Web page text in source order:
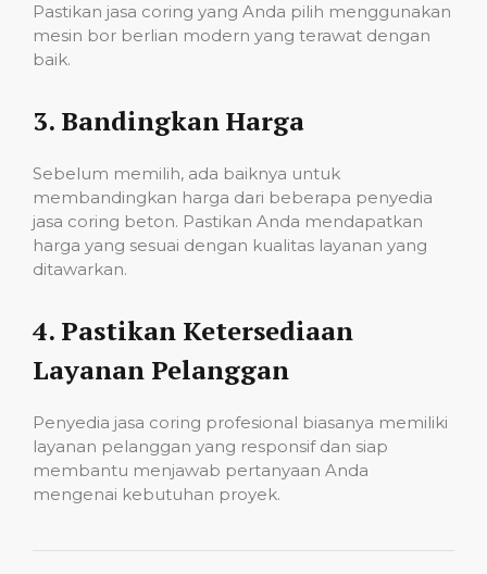
Pastikan jasa coring yang Anda pilih menggunakan
mesin bor berlian modern yang terawat dengan
baik.
3. Bandingkan Harga
Sebelum memilih, ada baiknya untuk
membandingkan harga dari beberapa penyedia
jasa coring beton. Pastikan Anda mendapatkan
harga yang sesuai dengan kualitas layanan yang
ditawarkan.
4. Pastikan Ketersediaan
Layanan Pelanggan
Penyedia jasa coring profesional biasanya memiliki
layanan pelanggan yang responsif dan siap
membantu menjawab pertanyaan Anda
mengenai kebutuhan proyek.